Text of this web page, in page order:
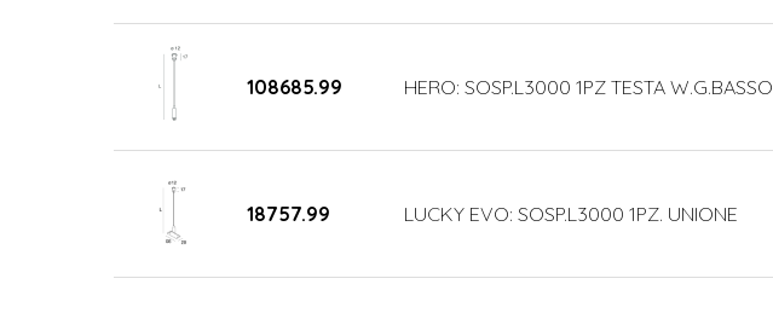
108685.99 HERO: SOSP.L3000 1PZ TESTA W.G.BASSO
18757.99 LUCKY EVO: SOSP.L3000 1PZ. UNIONE